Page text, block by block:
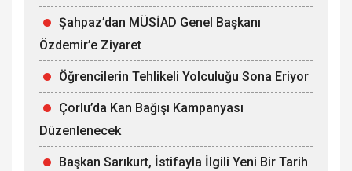
Şahpaz’dan MÜSİAD Genel Başkanı
Özdemir’e Ziyaret
Öğrencilerin Tehlikeli Yolculuğu Sona Eriyor
Çorlu’da Kan Bağışı Kampanyası
Düzenlenecek
Başkan Sarıkurt, İstifayla İlgili Yeni Bir Tarih